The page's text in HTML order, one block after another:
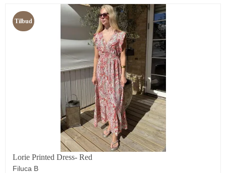
Tilbud
Lorie Printed Dress- Red
Filuca B